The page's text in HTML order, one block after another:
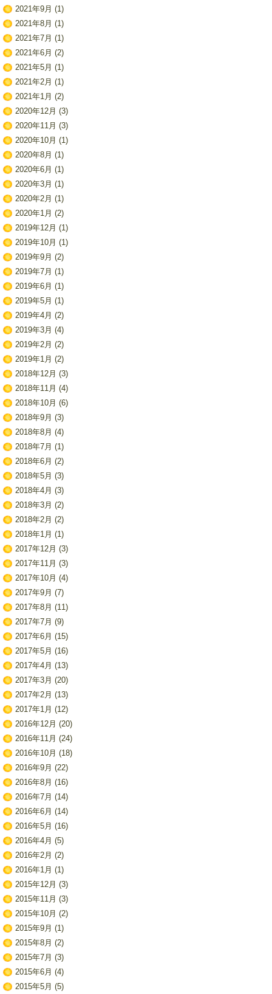
2021年9月 (1)
2021年8月 (1)
2021年7月 (1)
2021年6月 (2)
2021年5月 (1)
2021年2月 (1)
2021年1月 (2)
2020年12月 (3)
2020年11月 (3)
2020年10月 (1)
2020年8月 (1)
2020年6月 (1)
2020年3月 (1)
2020年2月 (1)
2020年1月 (2)
2019年12月 (1)
2019年10月 (1)
2019年9月 (2)
2019年7月 (1)
2019年6月 (1)
2019年5月 (1)
2019年4月 (2)
2019年3月 (4)
2019年2月 (2)
2019年1月 (2)
2018年12月 (3)
2018年11月 (4)
2018年10月 (6)
2018年9月 (3)
2018年8月 (4)
2018年7月 (1)
2018年6月 (2)
2018年5月 (3)
2018年4月 (3)
2018年3月 (2)
2018年2月 (2)
2018年1月 (1)
2017年12月 (3)
2017年11月 (3)
2017年10月 (4)
2017年9月 (7)
2017年8月 (11)
2017年7月 (9)
2017年6月 (15)
2017年5月 (16)
2017年4月 (13)
2017年3月 (20)
2017年2月 (13)
2017年1月 (12)
2016年12月 (20)
2016年11月 (24)
2016年10月 (18)
2016年9月 (22)
2016年8月 (16)
2016年7月 (14)
2016年6月 (14)
2016年5月 (16)
2016年4月 (5)
2016年2月 (2)
2016年1月 (1)
2015年12月 (3)
2015年11月 (3)
2015年10月 (2)
2015年9月 (1)
2015年8月 (2)
2015年7月 (3)
2015年6月 (4)
2015年5月 (5)